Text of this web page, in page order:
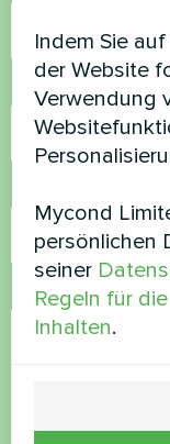
Rufnummer
Kommentar
Indem Sie
der Website
Verwendung
Mycond
persönlichen
seiner
Regeln für
Inhalten.